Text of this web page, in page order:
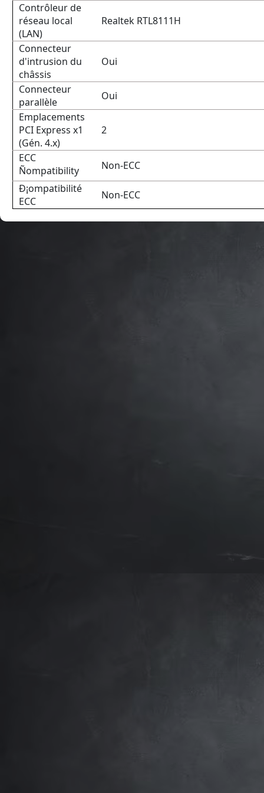
Contrôleur de
réseau local
(LAN)
Realtek RTL8111H
Connecteur
d'intrusion du
châssis
Oui
Connecteur
parallèle
Oui
Emplacements
PCI Express x1
(Gén. 4.x)
2
ECC
Ñompatibility
Non-ECC
Ð¡ompatibilité
ECC
Non-ECC